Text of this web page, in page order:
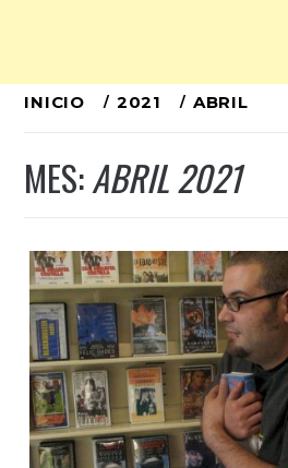
Ir
contenido
INICIO 2021 ABRIL
MES:ABRIL 2021